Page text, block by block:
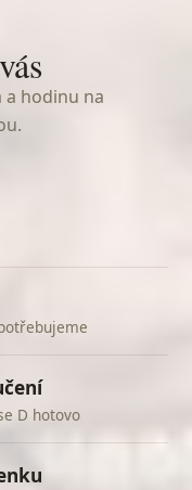
a hodinu na
D hotovo